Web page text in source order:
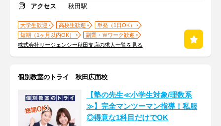
アクセス
秋田駅
大学生歓迎 高校生歓迎
単発（1日OK）
短期（1ヶ月以内OK）
副業・Ｗワーク歓迎
株式会社リージェンシー秋田支店の求人一覧を見る
個別教室のトライ 秋田広面校
【塾の先生≪小学生対象/理数系
≫】完全マンツーマン指導！私服
◎得意な1科目だけでOK